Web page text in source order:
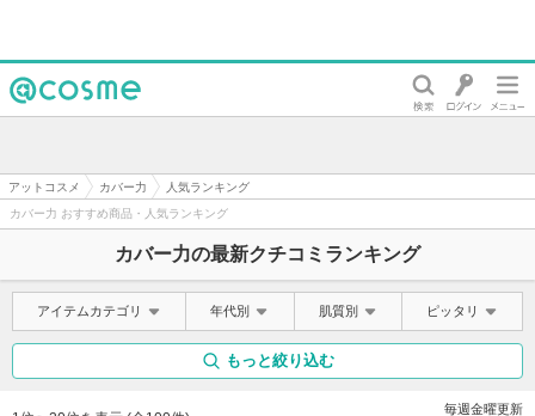
アットコスメ カバー力
人気ランキング
カバー力 おすすめ商品・人気ランキング
カバー力の最新クチコミランキング
アイテムカテゴリ 年代別 肌質別 ピッタリ
もっと絞り込む
毎週金曜更新